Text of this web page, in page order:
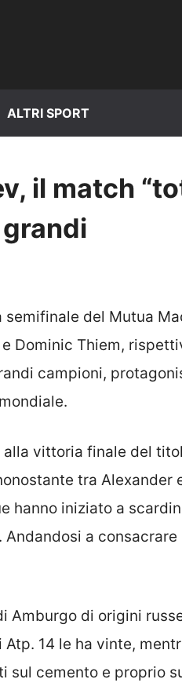
ALTRI SPORT
il match
del Mutua
Dominic Thiem,
campioni,
vittoria finale del
tra Alexander
hanno iniziato a
a
Amburgo di origini
14 le ha vinte,
cemento e proprio